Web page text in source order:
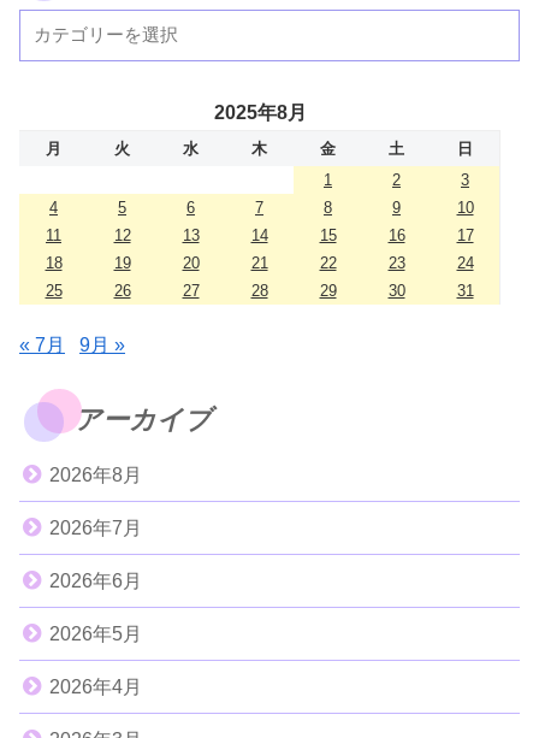
2025年8月
月 火 水 木 金 土
日
1
2
3
4
5 6 7 8 9
10
11
12 13 14 15 16
17
18
19 20 21 22 23
24
25
26 27 28 29 30 31
« 7月 9月 »
アーカイブ
2026年8月
2026年7月
2026年6月
2026年5月
2026年4月